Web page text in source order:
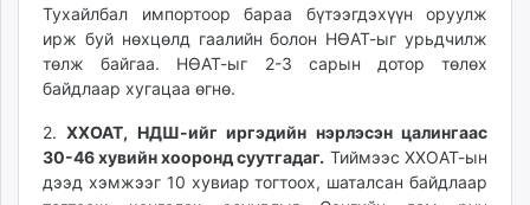
Тухайлбал импортоор бараа бүтээгдэхүүн оруулж
ирж буй нөхцөлд гаалийн болон НӨАТ-ыг урьдчилж
төлж байгаа. НӨАТ-ыг 2-3 сарын дотор төлөх
байдлаар хугацаа өгнө.
2. ХХОАТ, НДШ-ийг иргэдийн нэрлэсэн цалингаас
30-46 хувийн хооронд суутгадаг. Тиймээс ХХОАТ-ын
дээд хэмжээг 10 хувиар тогтоох, шаталсан байдлаар